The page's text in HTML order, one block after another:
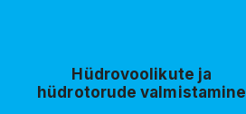
Hüdrovoolikute ja
hüdrotorude valmistamine